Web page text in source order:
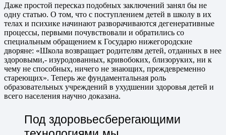
Даже простой пересказ подобных заключений занял бы не
одну статью. О том, что с поступлением детей в школу в их
телах и психике начинают разворачиваются дегенеративные
процессы, первыми почувствовали и обратились со
специальным обращением к Государю нижегородские
дворяне: «Школа возвращает родителям детей, отданных в нее
здоровыми,- изуродованных, кривобоких, близоруких, ни к
чему не способных, ничего не знающих, преждевременно
стареющих». Теперь же фундаментальная роль
образовательных учреждений в ухудшении здоровья детей и
всего населения научно доказана.
Под здоровьесберегающими